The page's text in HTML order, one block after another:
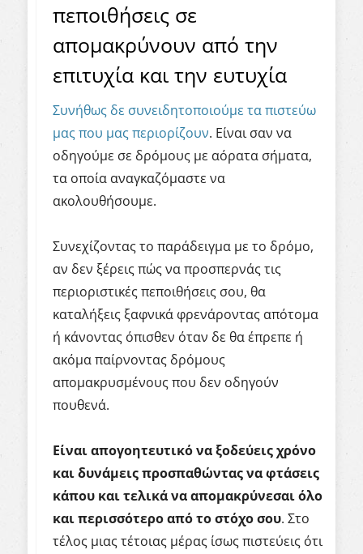
πεποιθήσεις σε
απομακρύνουν από την
επιτυχία και την ευτυχία
Συνήθως δε συνειδητοποιούμε τα πιστεύω
μας που μας περιορίζουν. Είναι σαν να
οδηγούμε σε δρόμους με αόρατα σήματα,
τα οποία αναγκαζόμαστε να
ακολουθήσουμε.
Συνεχίζοντας το παράδειγμα με το δρόμο,
αν δεν ξέρεις πώς να προσπερνάς τις
περιοριστικές πεποιθήσεις σου, θα
καταλήξεις ξαφνικά φρενάροντας απότομα
ή κάνοντας όπισθεν όταν δε θα έπρεπε ή
ακόμα παίρνοντας δρόμους
απομακρυσμένους που δεν οδηγούν
πουθενά.
Είναι απογοητευτικό να ξοδεύεις χρόνο
και δυνάμεις προσπαθώντας να φτάσεις
κάπου και τελικά να απομακρύνεσαι όλο
και περισσότερο από το στόχο σου. Στο
τέλος μιας τέτοιας μέρας ίσως πιστεύεις ότι